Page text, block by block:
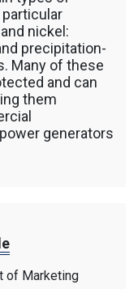
nickel:
precipitation-
Many of these
and can
them
generators
of Marketing